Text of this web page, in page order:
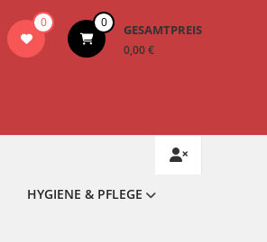
0 0 GESAMTPREIS
0,00 €
HYGIENE & PFLEGE